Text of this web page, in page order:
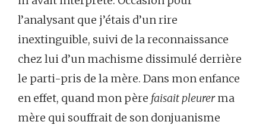
l’analysant que j’étais d’un rire
inextinguible, suivi de la reconnaissance
chez lui d’un machisme dissimulé derrière
le parti-pris de la mère. Dans mon enfance
en effet, quand mon père faisait pleurerma
mère qui souffrait de son donjuanisme